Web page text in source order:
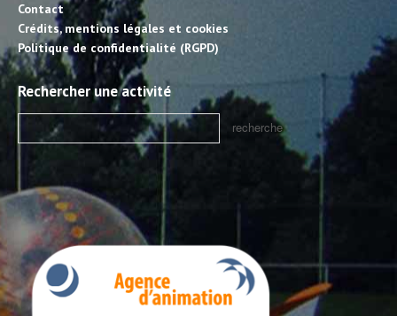
Contact
Crédits, mentions légales et cookies
Politique de confidentialité (RGPD)
Rechercher une activité